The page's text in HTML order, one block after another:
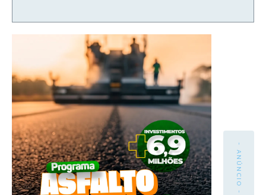
- ANÚNCIO -